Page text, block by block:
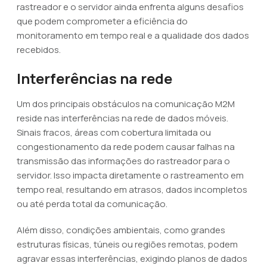
rastreador e o servidor ainda enfrenta alguns desafios
que podem comprometer a eficiência do
monitoramento em tempo real e a qualidade dos dados
recebidos.
Interferências na rede
Um dos principais obstáculos na comunicação M2M
reside nas interferências na rede de dados móveis.
Sinais fracos, áreas com cobertura limitada ou
congestionamento da rede podem causar falhas na
transmissão das informações do rastreador para o
servidor. Isso impacta diretamente o rastreamento em
tempo real, resultando em atrasos, dados incompletos
ou até perda total da comunicação.
Além disso, condições ambientais, como grandes
estruturas físicas, túneis ou regiões remotas, podem
agravar essas interferências, exigindo planos de dados